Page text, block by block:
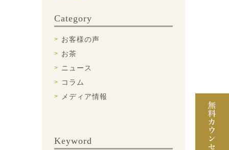
Category
お客様の声
お茶
ニュース
コラム
メディア情報
Keyword